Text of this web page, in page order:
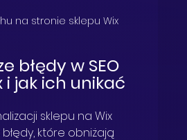
na stronie sklepu Wix
błędy w SEO
i jak ich unikać
sklepu na Wix
które obniżają